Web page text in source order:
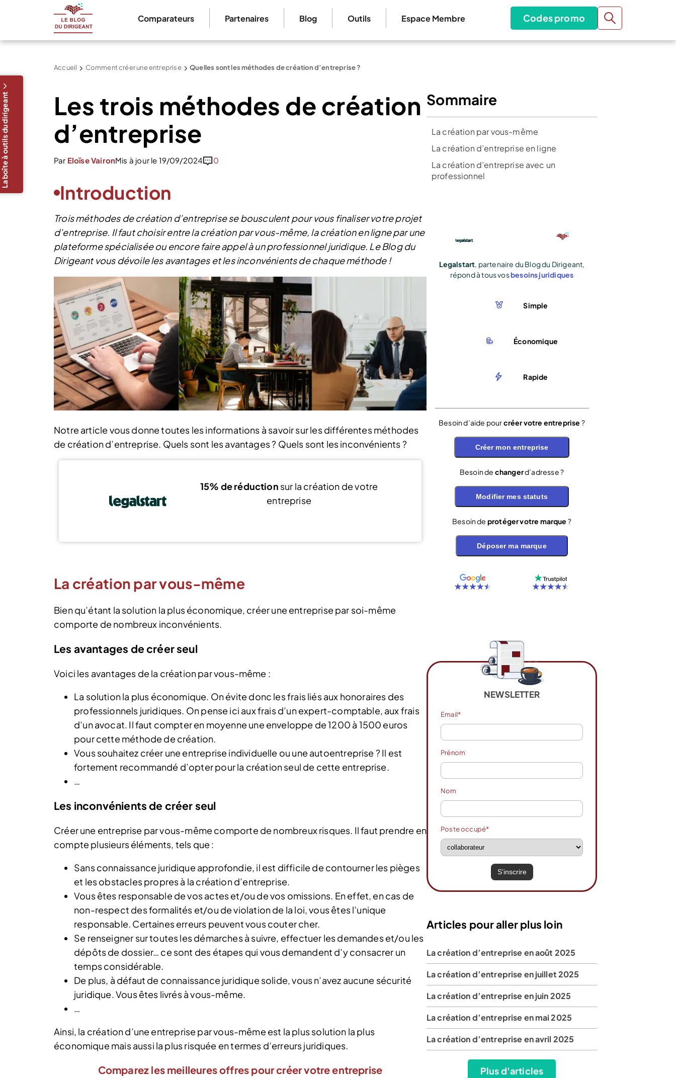
Comparateurs Partenaires Blog Outils Espace Membre Codes promo
Accueil Comment créer une entreprise Quelles sont les méthodes de création d’entreprise ?
Les trois méthodes de création
d’entreprise
Par Eloïse VaironMis à jour le 19/09/2024 0
Introduction
Trois méthodes de création d’entreprise se bousculent pour vous finaliser votre projet
d’entreprise. Il faut choisir entre la création par vous-même, la création en ligne par une
plateforme spécialisée ou encore faire appel à un professionnel juridique. Le Blog du
Dirigeant vous dévoile les avantages et les inconvénients de chaque méthode !
La boîte à outils du dirigeant
Notre article vous donne toutes les informations à savoir sur les différentes méthodes
de création d’entreprise. Quels sont les avantages ? Quels sont les inconvénients ?
15% de réduction sur la création de votre
entreprise
La création par vous-même
Bien qu’étant la solution la plus économique, créer une entreprise par soi-même
comporte de nombreux inconvénients.
Les avantages de créer seul
Voici les avantages de la création par vous-même :
La solution la plus économique. On évite donc les frais liés aux honoraires des
professionnels juridiques. On pense ici aux frais d’un expert-comptable, aux frais
d’un avocat. Il faut compter en moyenne une enveloppe de 1200 à 1500 euros
pour cette méthode de création.
Vous souhaitez créer une entreprise individuelle ou une autoentreprise ? Il est
fortement recommandé d’opter pour la création seul de cette entreprise.
…
Les inconvénients de créer seul
Créer une entreprise par vous-même comporte de nombreux risques. Il faut prendre en
compte plusieurs éléments, tels que :
Sans connaissance juridique approfondie, il est difficile de contourner les pièges
et les obstacles propres à la création d’entreprise.
Vous êtes responsable de vos actes et/ou de vos omissions. En effet, en cas de
non-respect des formalités et/ou de violation de la loi, vous êtes l’unique
responsable. Certaines erreurs peuvent vous couter cher.
Se renseigner sur toutes les démarches à suivre, effectuer les demandes et/ou les
dépôts de dossier… ce sont des étapes qui vous demandent d’y consacrer un
temps considérable.
De plus, à défaut de connaissance juridique solide, vous n’avez aucune sécurité
juridique. Vous êtes livrés à vous-même.
…
Ainsi, la création d’une entreprise par vous-même est la plus solution la plus
économique mais aussi la plus risquée en termes d’erreurs juridiques.
Comparez les meilleures offres pour créer votre entreprise
Sommaire
La création par vous-même
La création d’entreprise en ligne
La création d’entreprise avec un
professionnel
Legalstart, partenaire du Blog du Dirigeant,
répond à tous vosbesoins juridiques
Simple
Économique
Rapide
Besoin d’aide pourcréer votre entreprise ?
Créer mon entreprise
Besoin de changerd’adresse ?
Modifier mes statuts
Besoin de protéger votre marque ?
Déposer ma marque
NEWSLETTER
Email*
Prénom
Nom
Poste occupé*
Articles pour aller plus loin
La création d’entreprise en août 2025
La création d’entreprise en juillet 2025
La création d’entreprise en juin 2025
La création d’entreprise en mai 2025
La création d’entreprise en avril 2025
Plus d'articles